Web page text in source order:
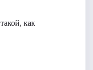
как